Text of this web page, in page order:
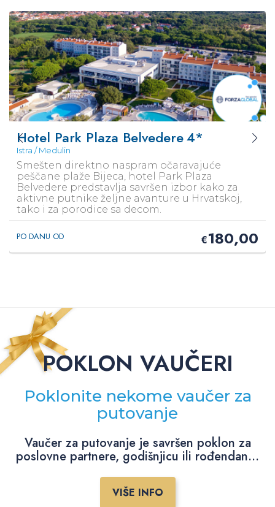
Hotel Park Plaza Belvedere4*
Istra / Medulin
Smešten direktno naspram očaravajuće
peščane plaže Bijeca, hotel Park Plaza
Belvedere predstavlja savršen izbor kako za
aktivne putnike željne avanture u Hrvatskoj,
tako i za porodice sa decom.
PO DANU OD €180,00
POKLON VAUČERI
Poklonite nekome vaučer za
putovanje
Vaučer za putovanje je savršen poklon za
poslovne partnere, godišnjicu ili rođendan...
VIŠE INFO